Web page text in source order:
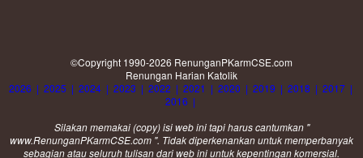
©Copyright 1990-2026 RenunganPKarmCSE.com
Renungan Harian Katolik
2026 | 2025 | 2024 | 2023 | 2022 | 2021 | 2020 | 2019 | 2018 | 2017 |
2016 |
Silakan memakai (copy) isi web ini tapi harus cantumkan "
www.RenunganPKarmCSE.com ". Tidak diperkenankan untuk memperbanyak
sebagian atau seluruh tulisan dari web ini untuk kepentingan komersial.